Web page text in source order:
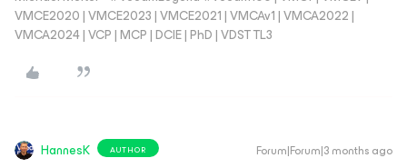
VMCE2020 | VMCE2023 | VMCE2021 | VMCAv1 | VMCA2022 |
VMCA2024 | VCP | MCP | DCIE | PhD | VDST TL3
HannesK AUTHOR Forum|Forum|3 months ago